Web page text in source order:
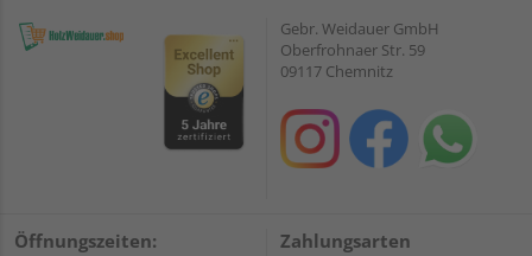
Gebr. Weidauer GmbH
Oberfrohnaer Str. 59
09117 Chemnitz
Öffnungszeiten: Zahlungsarten